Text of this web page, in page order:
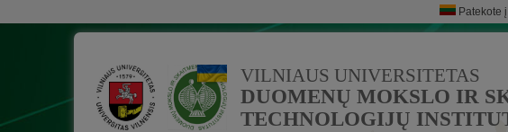
Patekote
VILNIAUS UNIVERSITETAS
DUOMENŲ MOKSLO IR
TECHNOLOGIJŲ